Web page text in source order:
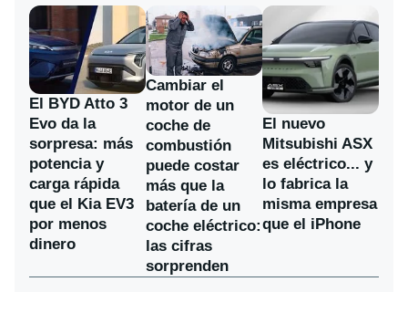
El BYD Atto 3
Evo da la
sorpresa: más
potencia y
carga rápida
que el Kia EV3
por menos
dinero
Cambiar el
motor de un
coche de
combustión
puede costar
más que la
batería de un
coche eléctrico:
las cifras
sorprenden
El nuevo
Mitsubishi ASX
es eléctrico... y
lo fabrica la
misma empresa
que el iPhone